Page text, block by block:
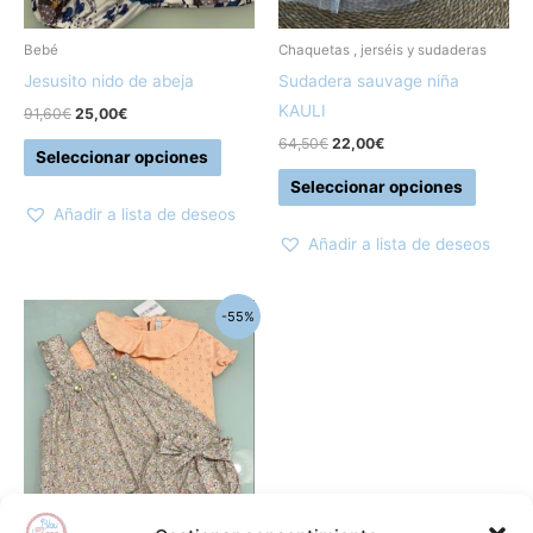
Bebé
Jesusito nido de abeja
91,60€ 25,00€
Seleccionar opciones
la
Añadir a lista de deseos
Chaquetas , jerséis y sudaderas
Sudadera sauvage niña
KAULI
64,50€ 22,00€
Seleccionar opciones
se
pueden
página
Añadir a lista de deseos
-55%
precio
original
era:
62,00€.
El
precio
actual
es:
28,00€.
Este
producto
tiene
variantes.
Las
opciones